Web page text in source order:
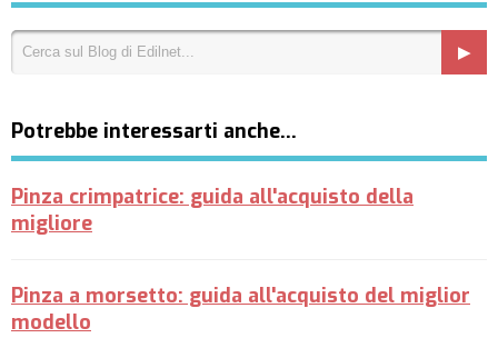
Potrebbe interessarti anche…
Pinza crimpatrice: guida all'acquisto della
migliore
Pinza a morsetto: guida all'acquisto del miglior
modello